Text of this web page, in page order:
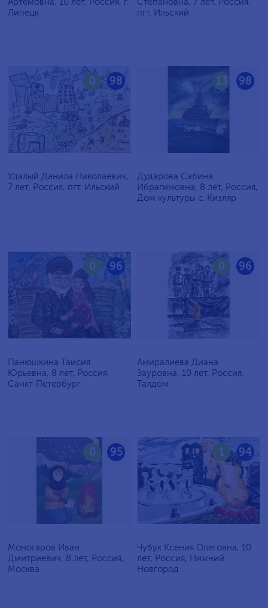
Липецк
пгт. Ильский
98
0
Удалый Данила Николаевич,
7 лет, Россия, пгт. Ильский
98
13
Дударова Сабина
Ибрагимовна, 8 лет, Россия,
Дом культуры с. Кизляр
96
0
Панюшкина Таисия
Юрьевна, 8 лет, Россия,
Санкт-Петербург
96
0
Амиралиева Диана
Зауровна, 10 лет, Россия,
Талдом
95
0
Моногаров Иван
Дмитриевич, 8 лет, Россия,
Москва
94
1
Чубук Ксения Олеговна, 10
лет, Россия, Нижний
Новгород